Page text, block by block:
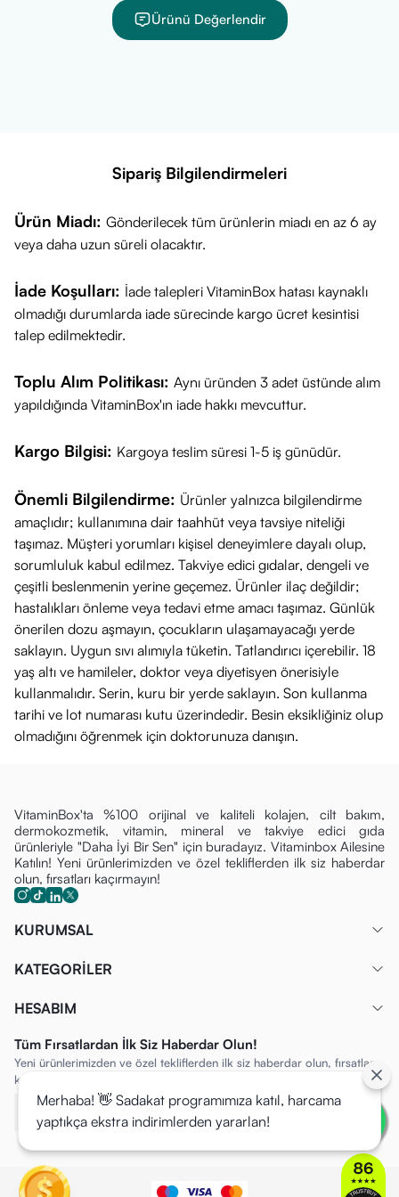
(Stevia rebaudiana).
Ürünü Değerlendir
Sipariş Bilgilendirmeleri
Ürün Miadı: Gönderilecek tüm ürünlerin miadı en az 6 ay
veya daha uzun süreli olacaktır.
İade Koşulları: İade talepleri VitaminBox hatası kaynaklı
olmadığı durumlarda iade sürecinde kargo ücret kesintisi
talep edilmektedir.
Toplu Alım Politikası: Aynı üründen 3 adet üstünde alım
yapıldığında VitaminBox'ın iade hakkı mevcuttur.
Kargo Bilgisi: Kargoya teslim süresi 1-5 iş günüdür.
Önemli Bilgilendirme: Ürünler yalnızca bilgilendirme
amaçlıdır; kullanımına dair taahhüt veya tavsiye niteliği
taşımaz. Müşteri yorumları kişisel deneyimlere dayalı olup,
sorumluluk kabul edilmez. Takviye edici gıdalar, dengeli ve
çeşitli beslenmenin yerine geçemez. Ürünler ilaç değildir;
hastalıkları önleme veya tedavi etme amacı taşımaz. Günlük
önerilen dozu aşmayın, çocukların ulaşamayacağı yerde
saklayın. Uygun sıvı alımıyla tüketin. Tatlandırıcı içerebilir. 18
yaş altı ve hamileler, doktor veya diyetisyen önerisiyle
kullanmalıdır. Serin, kuru bir yerde saklayın. Son kullanma
tarihi ve lot numarası kutu üzerindedir. Besin eksikliğiniz olup
olmadığını öğrenmek için doktorunuza danışın.
VitaminBox'ta %100 orijinal ve kaliteli kolajen, cilt bakım,
dermokozmetik, vitamin, mineral ve takviye edici gıda
ürünleriyle "Daha İyi Bir Sen" için buradayız. Vitaminbox Ailesine
Katılın! Yeni ürünlerimizden ve özel tekliflerden ilk siz haberdar
olun, fırsatları kaçırmayın!
KURUMSAL
KATEGORİLER
HESABIM
Tüm Fırsatlardan İlk Siz Haberdar Olun!
Yeni ürünlerimizden ve özel tekliflerden ilk siz haberdar olun, fırsatları
kaçırmayın!
Merhaba! 👋 Sadakat programımıza katıl, harcama
yaptıkça ekstra indirimlerden yararlan!